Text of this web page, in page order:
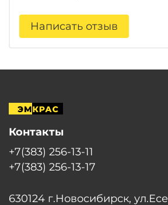
Написать отзыв
Контакты
+7(383) 256-13-11
+7(383) 256-13-17
630124 г.Новосибирск,